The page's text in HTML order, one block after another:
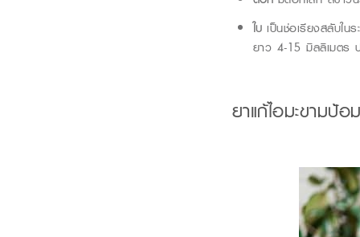
ใบ เป็นช่อเรียงสลับใ
ยาว 4-15 มิลลิเมตร
ยาแก้ไอมะขามป้